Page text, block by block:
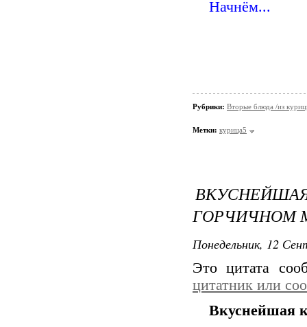
Начнём...
Рубрики: Вторые блюда /из
Метки: курица5
ГОРЧИЧНОМ
Понедельник, 12
Это цитата
цитатник или
Вкуснейшая